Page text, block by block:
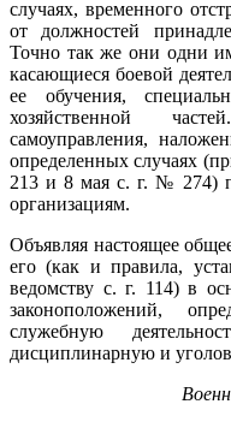
случаях, временного
от должностей
Точно так же они одни
касающиеся боевой
ее обучения,
хозяйственной
самоуправления,
определенных случаях
213 и 8 мая с. г. № 274)
организациям.
Объявляя настоящее
его (как и правила,
ведомству с. г. 114) в
законоположений,
служебную
дисциплинарную и